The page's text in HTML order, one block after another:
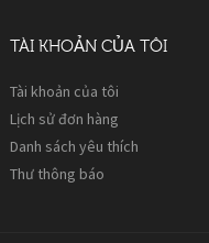
TÀI KHOẢN CỦA TÔI
Tài khoản của tôi
Lịch sử đơn hàng
Danh sách yêu thích
Thư thông báo